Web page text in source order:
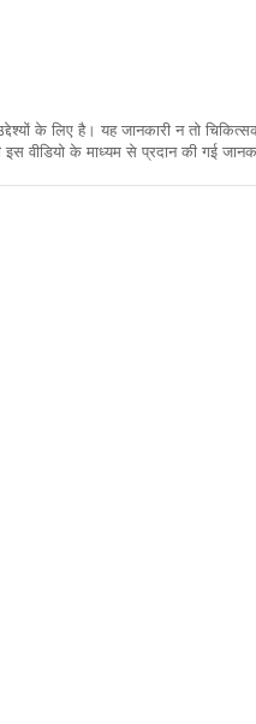
के लिए है। यह जानकारी न तो
के माध्यम से प्रदान की गई